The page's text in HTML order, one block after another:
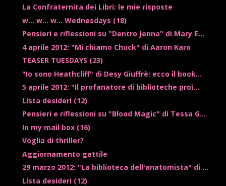
La Confraternita dei Libri: le mie risposte
w... w... w... Wednesdays (18)
Pensieri e riflessioni su "Dentro Jenna" di Mary E...
4 aprile 2012: "Mi chiamo Chuck" di Aaron Karo
TEASER TUESDAYS (23)
"Io sono Heathcliff" di Desy Giuffrè: ecco il book...
5 aprile 2012: "Il profanatore di biblioteche proi...
Lista desideri (12)
Pensieri e riflessioni su "Blood Magic" di Tessa G...
In my mail box (16)
Voglia di thriller?
Aggiornamento gattile
29 marzo 2012: "La biblioteca dell'anatomista" di ...
Lista desideri (12)